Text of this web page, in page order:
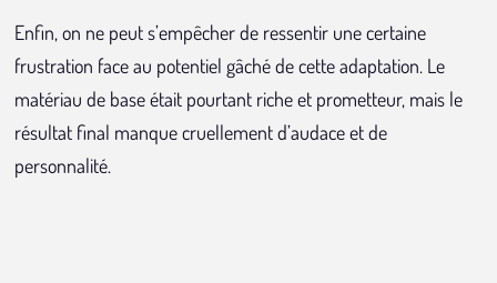
Enfin, on ne peut s’empêcher de ressentir une certaine
frustration face au potentiel gâché de cette adaptation. Le
matériau de base était pourtant riche et prometteur, mais le
résultat final manque cruellement d’audace et de
personnalité.